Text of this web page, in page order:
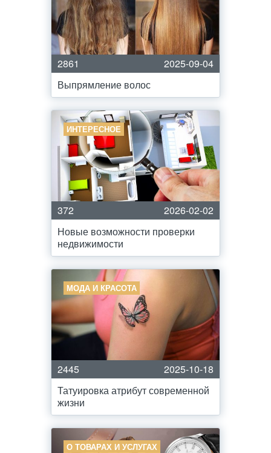
2861
2025-09-04
Выпрямление волос
ИНТЕРЕСНОЕ
372
2026-02-02
Новые возможности проверки
недвижимости
МОДА И КРАСОТА
2445
2025-10-18
Татуировка атрибут современной
жизни
О ТОВАРАХ И УСЛУГАХ